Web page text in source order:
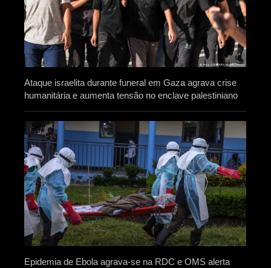
Ataque israelita durante funeral em Gaza agrava crise
humanitária e aumenta tensão no enclave palestiniano
Epidemia de Ebola agrava-se na RDC e OMS alerta